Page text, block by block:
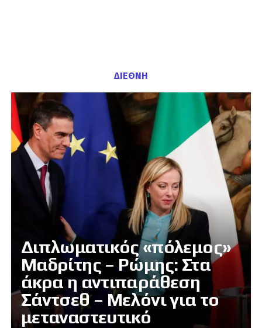
ΔΙΕΘΝΗ
Διπλωματικός «πόλεμος»
Μαδρίτης – Ρώμης: Στα
άκρα η αντιπαράθεση
Σάντσεθ – Μελόνι για το
μεταναστευτικό